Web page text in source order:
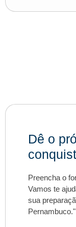
Dê o
Preencha o
Vamos te
sua
Pernambuco."